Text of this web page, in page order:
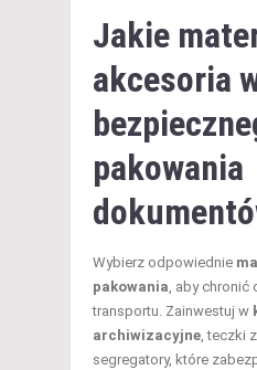
Jakie
akcesoria
pakowania
Wybierz odpowiednie
pakowania, aby chronić
transportu. Zainwestuj w
archiwizacyjne, teczki
segregatory, które